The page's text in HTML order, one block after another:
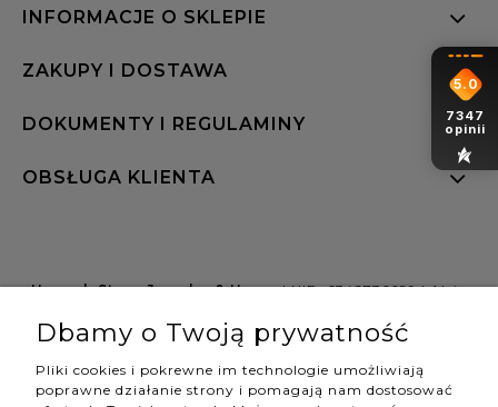
INFORMACJE O SKLEPIE
ZAKUPY I DOSTAWA
DOKUMENTY I REGULAMINY
OBSŁUGA KLIENTA
Hannah Store Jewelry & Home| NIP: 6342736629 | Aleja
shop@hannahstore.pl
5.0
7347
opinii
Dbamy o Twoją prywatność
Pliki cookies i pokrewne im technologie umożliwiają
poprawne działanie strony i pomagają nam dostosować